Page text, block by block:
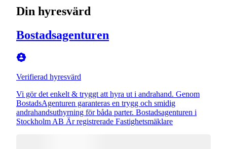
Din hyresvärd
Bostadsagenturen
Verifierad hyresvärd
Vi gör det enkelt & tryggt att hyra ut i andrahand. Genom
BostadsAgenturen garanteras en trygg och smidig
andrahandsuthyrning för båda parter. Bostadsagenturen i
Stockholm AB Är registrerade Fastighetsmäklare